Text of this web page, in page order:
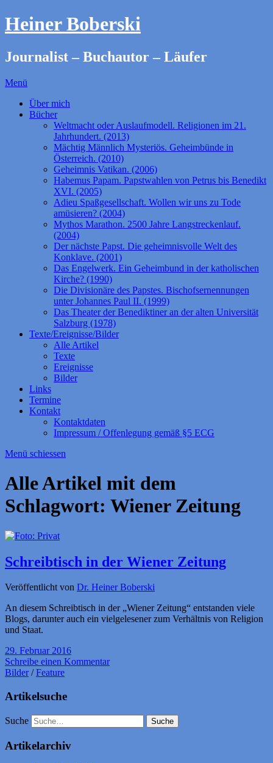
Heiner Boberski
Journalist – Buchautor – Läufer
Menü
Über mich
Bücher
Weltmacht oder Auslaufmodell. Religionen im 21.
Jahrhundert. (2013)
Mächtig Männlich Mysteriös. Geheimbünde in
Österreich. (2010)
Geheimnis Vatikan. (2006)
Habemus Papam. Papstwahlen von Petrus bis Benedikt
XVI. (2005)
Adieu Spaßgesellschaft. Wollen wir uns zu Tode
amüsieren? (2004)
Mythos Marathon. 2500 Jahre Langstreckenlauf.
(2004)
Der nächste Papst. Die geheimnisvolle Welt des
Konklave. (2001)
Das Engelwerk. Ein Geheimbund in der katholischen
Kirche? (1990)
Die Divisionäre des Papstes. Bischofsernennungen
unter Johannes Paul II. (1999)
Das Theater der Benediktiner an der alten Universität
Salzburg (1978)
Texte/Ereignisse/Bilder
Alle Artikel
Texte
Ereignisse
Bilder
Links
Termine
Kontakt
Kontaktdaten
Impressum / Offenlegung gemäß §5 ECG
Menü schiessen
Alle Artikel mit dem
Schlagwort: Wiener Zeitung
Schreibtisch in der Wiener Zeitung
Veröffentlicht von Dr. Heiner Boberski
An diesem Schreibtisch in der „Wiener Zeitung“ entstanden viele
Blogs, darunter auch ein vielgelesener zum Verhältnis von Religion
und Staat.
29. Februar 2016
Schreibe einen Kommentar
Bilder/Feature
Artikelsuche
Suche
Artikelarchiv